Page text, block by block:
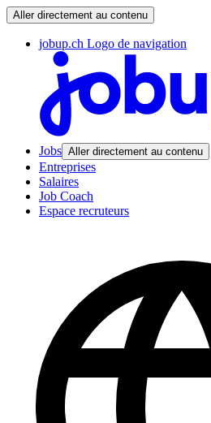
Aller directement au contenu
jobup.ch Logo de navigation
Jobs Aller directement au contenu
Entreprises
Salaires
Job Coach
Espace recruteurs